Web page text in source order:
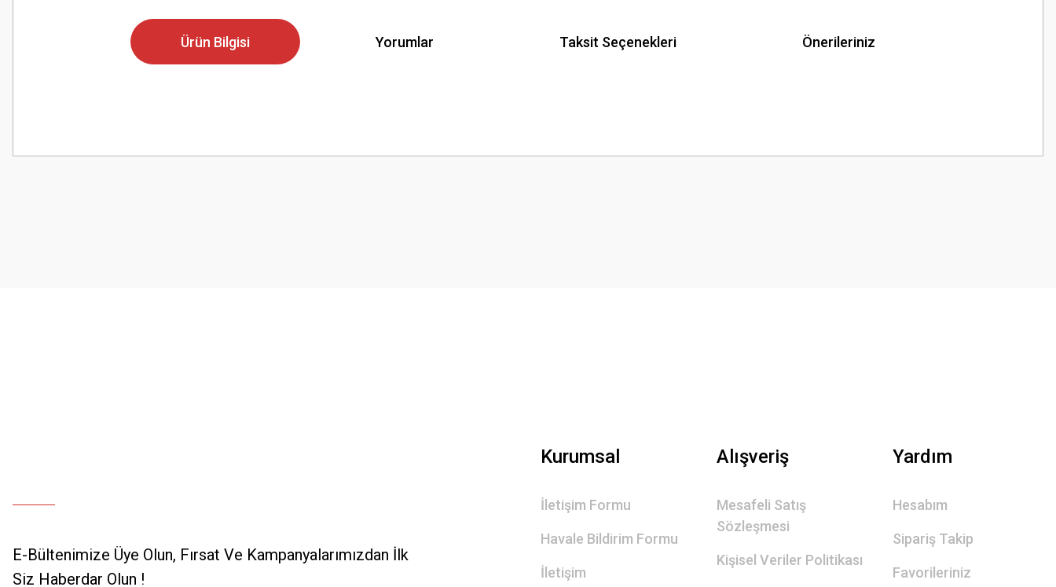
Ürün Bilgisi Yorumlar Taksit Seçenekleri Önerileriniz
Görüş ve önerileriniz için teşekkür ederiz.
E-Bültenimize Üye Olun, Fırsat Ve Kampanyalarımızdan İlk
Siz Haberdar Olun !
Kurumsal
İletişim Formu
Havale Bildirim Formu
İletişim
Alışveriş
Mesafeli Satış
Sözleşmesi
Kişisel Veriler Politikası
Yardım
Hesabım
Sipariş Takip
Favorileriniz